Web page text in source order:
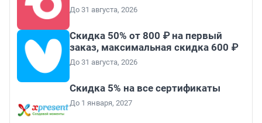
До 31 августа, 2026
Скидка 50% от 800 ₽ на первый
заказ, максимальная скидка 600 ₽
До 31 августа, 2026
Скидка 5% на все сертификаты
До 1 января, 2027